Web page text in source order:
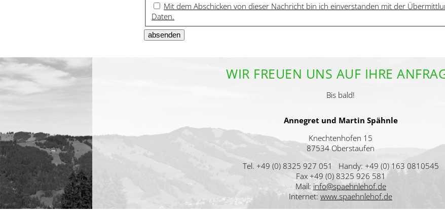
Mit dem Abschicken von dieser Nachricht bin ich einverstanden mit der
Daten.
WIR FREUEN UNS AUF IHRE
Bis bald!
Annegret und Martin Spähnle
Knechtenhofen 15
87534 Oberstaufen
Tel. +49 (0) 8325 927 051 Handy: +49 (0) 163 0810545
Fax +49 (0) 8325 926 581
Mail: info@spaehnlehof.de
Internet: www.spaehnlehof.de